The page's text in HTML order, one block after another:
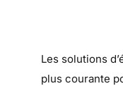
Les solutions
plus courante